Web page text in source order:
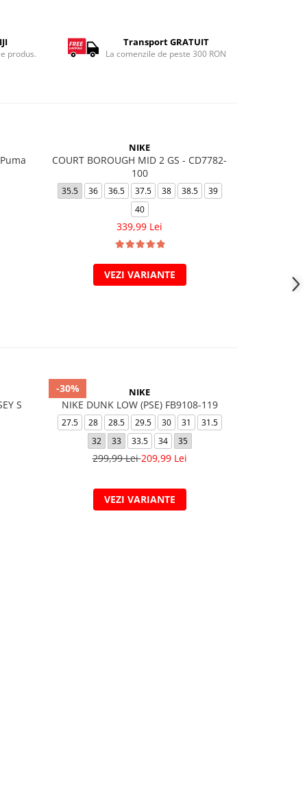
produs.
Transport GRATUIT
La comenzile de peste 300 RON
NIKE
COURT BOROUGH MID 2 GS - CD7782-
100
35.5 36 36.5 37.5 38 38.5
39
40
339,99 Lei
VEZI VARIANTE
S
-30% NIKE
NIKE DUNK LOW (PSE) FB9108-119
27.5 28 28.5 29.5 30 31
31.5
32
33 33.5 34 35
299,99 Lei209,99 Lei
VEZI VARIANTE